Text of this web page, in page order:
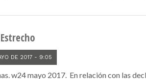
DE 2017 - 9:05
w24 mayo 2017. En relación con las